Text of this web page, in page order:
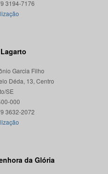
Garcia Filho
Déda, 13, Centro
SE
000
da Glória